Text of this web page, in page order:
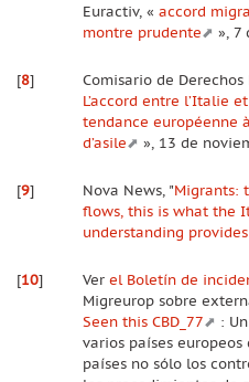
Euractiv, « accord
montre prudente
», 7
[8]
Comisario de
L’accord entre l’Italie
tendance européenne
d’asile
», 13 de
[9] Nova News, "Migrants:
flows, this is what the
understanding provides
[10] Ver el Boletín de
Migreurop sobre
Seen this CBD_77
:
varios países
países no sólo los